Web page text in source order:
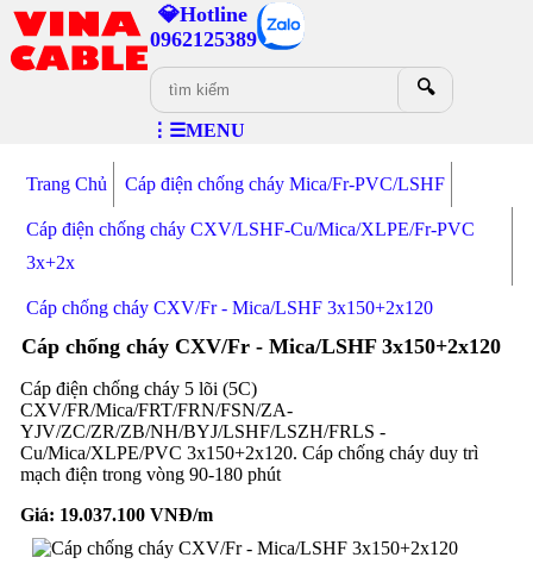
💎Hotline
0962125389
🔍
⋮☰MENU
Trang Chủ Cáp điện chống cháy Mica/Fr-PVC/LSHF
Cáp điện chống cháy CXV/LSHF-Cu/Mica/XLPE/Fr-PVC
3x+2x
Cáp chống cháy CXV/Fr - Mica/LSHF 3x150+2x120
Cáp chống cháy CXV/Fr - Mica/LSHF 3x150+2x120
Cáp điện chống cháy 5 lõi (5C)
CXV/FR/Mica/FRT/FRN/FSN/ZA-
YJV/ZC/ZR/ZB/NH/BYJ/LSHF/LSZH/FRLS -
Cu/Mica/XLPE/PVC 3x150+2x120. Cáp chống cháy duy trì
mạch điện trong vòng 90-180 phút
Giá: 19.037.100VNĐ/m